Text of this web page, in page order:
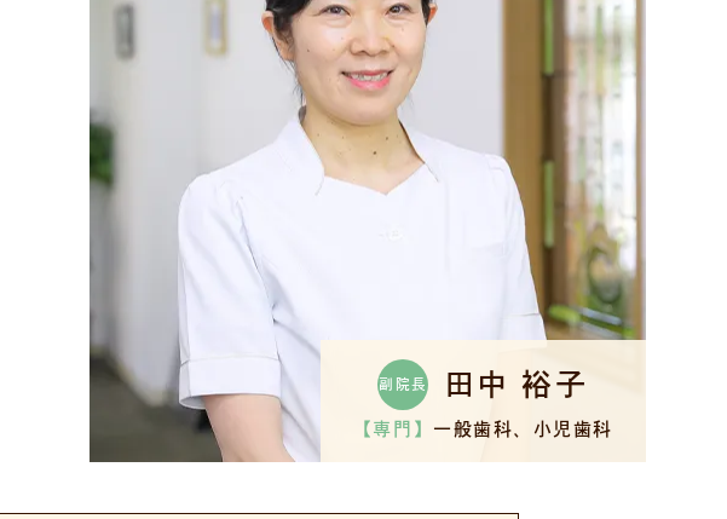
副院長 田中 裕子
【専門】 一般歯科、小児歯科